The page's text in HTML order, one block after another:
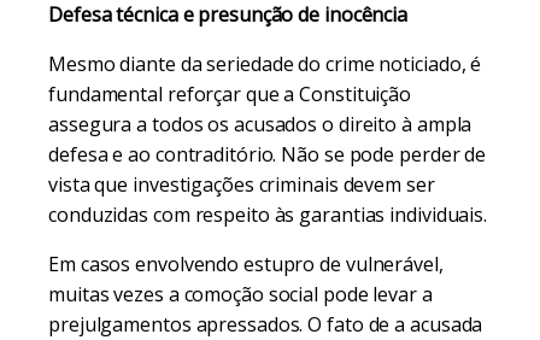
Defesa técnica e presunção de inocência
Mesmo diante da seriedade do crime noticiado, é
fundamental reforçar que a Constituição
assegura a todos os acusados o direito à ampla
defesa e ao contraditório. Não se pode perder de
vista que investigações criminais devem ser
conduzidas com respeito às garantias individuais.
Em casos envolvendo estupro de vulnerável,
muitas vezes a comoção social pode levar a
prejulgamentos apressados. O fato de a acusada